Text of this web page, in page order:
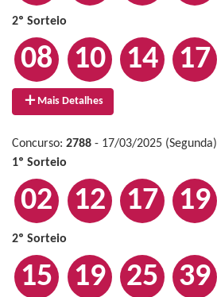
2º Sorteio
08 10 14 17
Mais Detalhes
Concurso: 2788 - 17/03/2025 (Segunda)
1º Sorteio
02 12 17 19
2º Sorteio
15 19 25 39